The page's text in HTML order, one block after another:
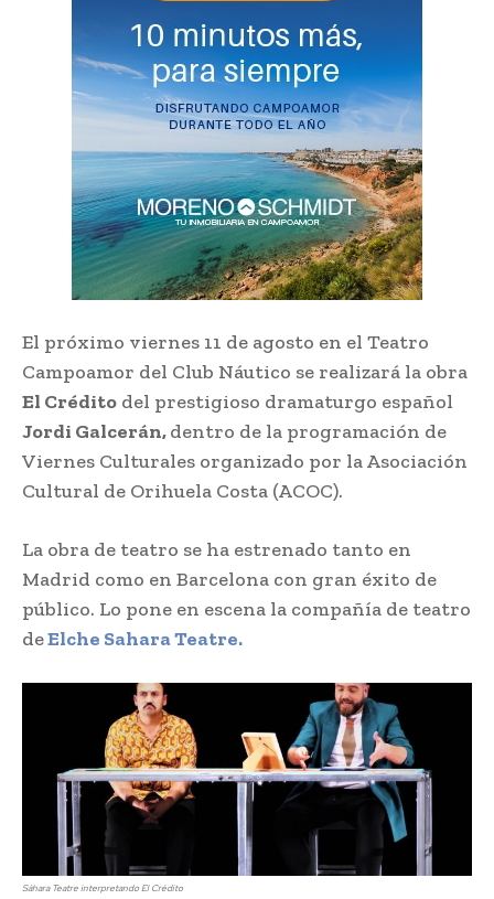
El próximo viernes 11 de agosto en el Teatro
Campoamor del Club Náutico se realizará la obra
El Crédito del prestigioso dramaturgo español
Jordi Galcerán,dentro de la programación de
Viernes Culturales organizado por la Asociación
Cultural de Orihuela Costa (ACOC).
La obra de teatro se ha estrenado tanto en
Madrid como en Barcelona con gran éxito de
público. Lo pone en escena la compañía de teatro
deElche Sahara Teatre.
Sáhara Teatre interpretando El Crédito